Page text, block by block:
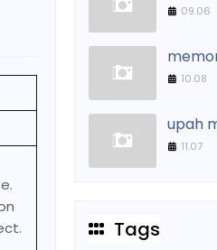
09.06
10.08
upah
11.07
Tags